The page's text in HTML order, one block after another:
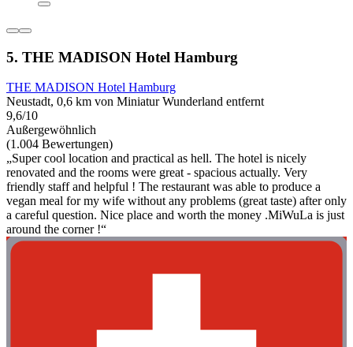
5. THE MADISON Hotel Hamburg
THE MADISON Hotel Hamburg
Neustadt, 0,6 km von Miniatur Wunderland entfernt
9,6/10
Außergewöhnlich
(1.004 Bewertungen)
„Super cool location and practical as hell. The hotel is nicely
renovated and the rooms were great - spacious actually. Very
friendly staff and helpful ! The restaurant was able to produce a
vegan meal for my wife without any problems (great taste) after only
a careful question. Nice place and worth the money .MiWuLa is just
around the corner !“